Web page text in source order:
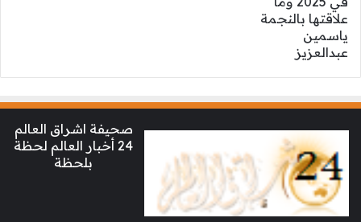
صحيفة اشراق العالم
24 أخبار العالم لحظة
بلحظة